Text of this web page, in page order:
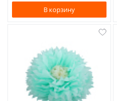
В корзину